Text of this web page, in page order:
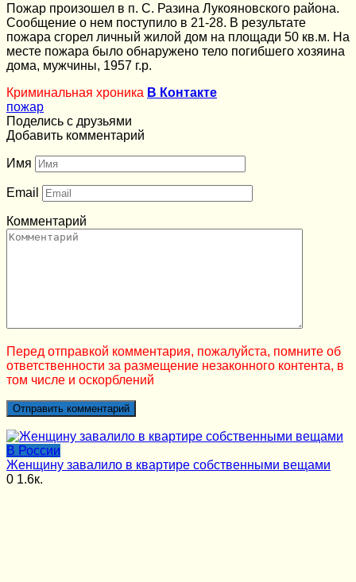
Пожар произошел в п. С. Разина Лукояновского района.
Сообщение о нем поступило в 21-28. В результате
пожара сгорел личный жилой дом на площади 50 кв.м. На
месте пожара было обнаружено тело погибшего хозяина
дома, мужчины, 1957 г.р.
Криминальная хроника В Контакте
пожар
Поделись с друзьями
Добавить комментарий
Имя
Email
Комментарий
Перед отправкой комментария, пожалуйста, помните об
ответственности за размещение незаконного контента, в
том числе и оскорблений
В России
Женщину завалило в квартире собственными вещами
0 1.6к.